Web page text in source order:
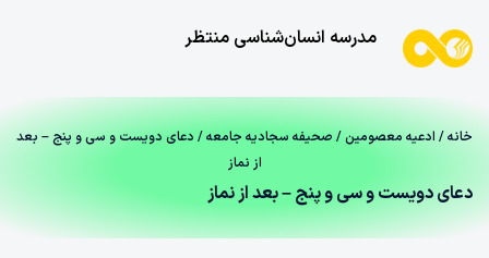
مدرسه انسان‌شناسی منتظر
خانه/ ادعیه معصومین/ صحیفه سجادیه جامعه/ دعای دویست‌ و سی‌ و پنج – بعد
از نماز
دعای دویست‌ و سی‌ و پنج – بعد از نماز